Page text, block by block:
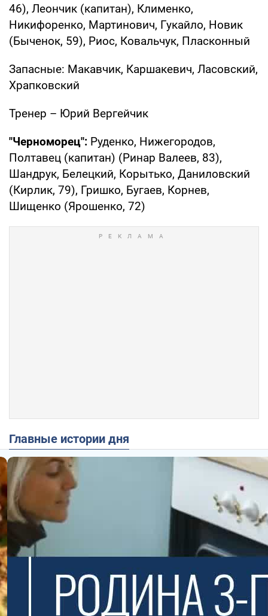
46), Леончик (капитан), Клименко,
Никифоренко, Мартинович, Гукайло, Новик
(Быченок, 59), Риос, Ковальчук, Пласконный
Запасные: Макавчик, Каршакевич, Ласовский,
Храпковский
Тренер – Юрий Вергейчик
"Черноморец": Руденко, Нижегородов,
Полтавец (капитан) (Ринар Валеев, 83),
Шандрук, Белецкий, Корытько, Даниловский
(Кирлик, 79), Гришко, Бугаев, Корнев,
Шищенко (Ярошенко, 72)
Главные истории дня